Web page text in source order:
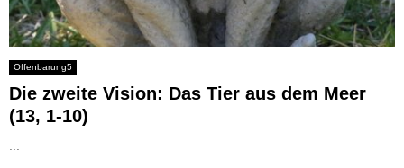
Offenbarung5
Die zweite Vision: Das Tier aus dem Meer
(13, 1-10)